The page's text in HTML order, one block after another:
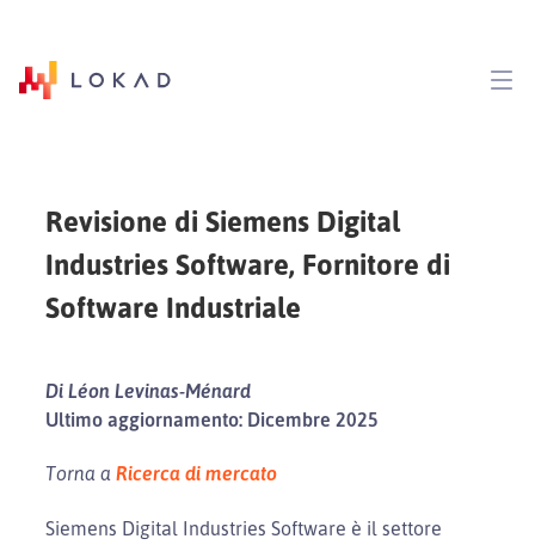
Revisione di Siemens Digital
Industries Software, Fornitore di
Software Industriale
Di Léon Levinas-Ménard
Ultimo aggiornamento: Dicembre 2025
Torna a Ricerca di mercato
Siemens Digital Industries Software è il settore